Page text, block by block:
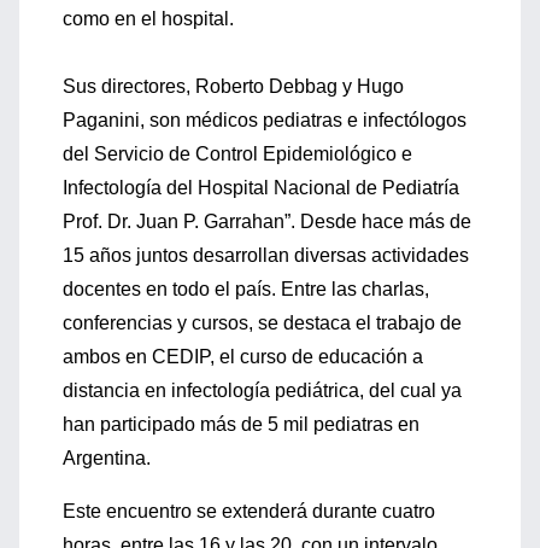
como en el hospital.
Sus directores, Roberto Debbag y Hugo
Paganini, son médicos pediatras e infectólogos
del Servicio de Control Epidemiológico e
Infectología del Hospital Nacional de Pediatría
Prof. Dr. Juan P. Garrahan”. Desde hace más de
15 años juntos desarrollan diversas actividades
docentes en todo el país. Entre las charlas,
conferencias y cursos, se destaca el trabajo de
ambos en CEDIP, el curso de educación a
distancia en infectología pediátrica, del cual ya
han participado más de 5 mil pediatras en
Argentina.
Este encuentro se extenderá durante cuatro